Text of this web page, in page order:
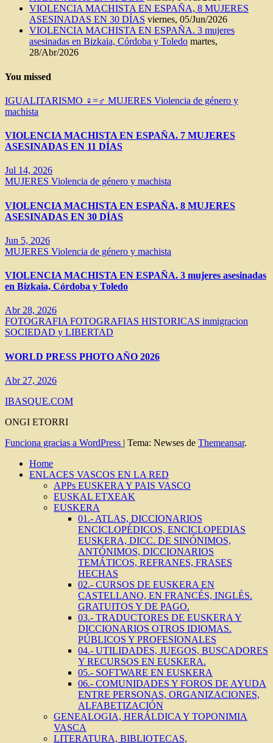
VIOLENCIA MACHISTA EN ESPAÑA, 8 MUJERES
ASESINADAS EN 30 DÍAS viernes, 05/Jun/2026
VIOLENCIA MACHISTA EN ESPAÑA. 3 mujeres
asesinadas en Bizkaia, Córdoba y Toledo martes,
28/Abr/2026
You missed
IGUALITARISMO ♀=♂ MUJERES Violencia de género y
machista
VIOLENCIA MACHISTA EN ESPAÑA. 7 MUJERES
ASESINADAS EN 11 DÍAS
Jul 14, 2026
MUJERES Violencia de género y machista
VIOLENCIA MACHISTA EN ESPAÑA, 8 MUJERES
ASESINADAS EN 30 DÍAS
Jun 5, 2026
MUJERES Violencia de género y machista
VIOLENCIA MACHISTA EN ESPAÑA. 3 mujeres asesinadas
en Bizkaia, Córdoba y Toledo
Abr 28, 2026
FOTOGRAFIAFOTOGRAFIAS HISTORICAS inmigracion
SOCIEDAD y LIBERTAD
WORLD PRESS PHOTO AÑO 2026
Abr 27, 2026
IBASQUE.COM
ONGI ETORRI
Funciona gracias a WordPress | Tema: Newses de Themeansar.
Home
ENLACES VASCOS EN LA RED
APPs EUSKERA Y PAIS VASCO
EUSKAL ETXEAK
EUSKERA
01.- ATLAS, DICCIONARIOS
ENCICLOPÉDICOS, ENCICLOPEDIAS
EUSKERA, DICC. DE SINÓNIMOS,
ANTÓNIMOS, DICCIONARIOS
TEMÁTICOS, REFRANES, FRASES
HECHAS
02.- CURSOS DE EUSKERA EN
CASTELLANO, EN FRANCÉS, INGLÉS.
GRATUITOS Y DE PAGO.
03.- TRADUCTORES DE EUSKERA Y
DICCIONARIOS OTROS IDIOMAS.
PÚBLICOS Y PROFESIONALES
04.- UTILIDADES, JUEGOS, BUSCADORES
Y RECURSOS EN EUSKERA.
05.- SOFTWARE EN EUSKERA
06.- COMUNIDADES Y FOROS DE AYUDA
ENTRE PERSONAS, ORGANIZACIONES,
ALFABETIZACIÓN
GENEALOGIA, HERÁLDICA Y TOPONIMIA
VASCA
LITERATURA, BIBLIOTECAS,